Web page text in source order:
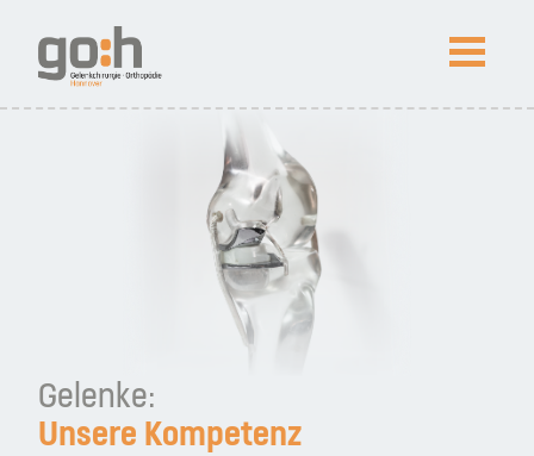
Impressum Datenschutz
Arthroskopietage SPO 2026 in St. Peter-Ording
Prof. Lobenhoffer in Peking ausgezeichnet
Gelenke:
Unsere Kompetenz